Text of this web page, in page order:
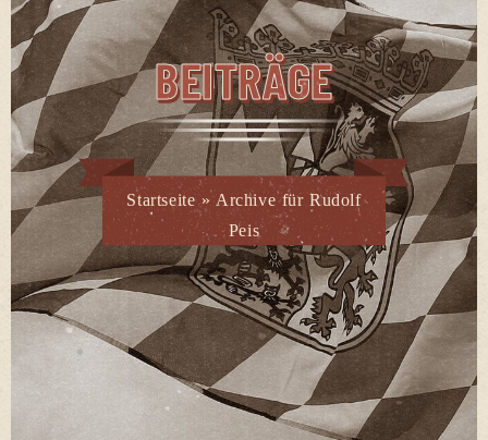
BEITRÄGE
Startseite»Archive für Rudolf
Peis